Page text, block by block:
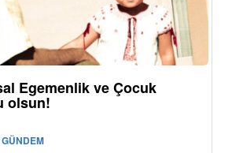
Egemenlik ve Çocuk
olsun!